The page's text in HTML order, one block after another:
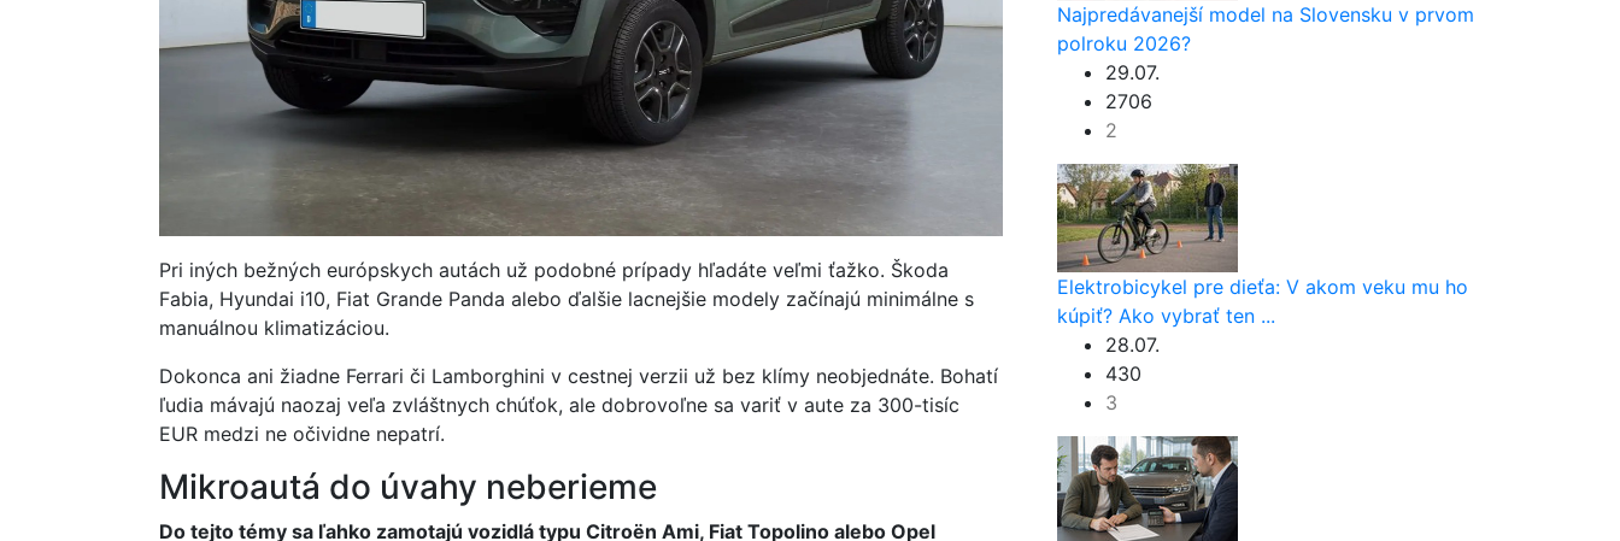
Pri iných bežných európskych autách už podobné prípady hľadáte veľmi ťažko. Škoda
Fabia, Hyundai i10, Fiat Grande Panda alebo ďalšie lacnejšie modely začínajú minimálne s
manuálnou klimatizáciou.
Dokonca ani žiadne Ferrari či Lamborghini v cestnej verzii už bez klímy neobjednáte. Bohatí
ľudia mávajú naozaj veľa zvláštnych chúťok, ale dobrovoľne sa variť v aute za 300-tisíc
EUR medzi ne očividne nepatrí.
Mikroautá do úvahy neberieme
Do tejto témy sa ľahko zamotajú vozidlá typu Citroën Ami, Fiat Topolino alebo Opel
Najpredávanejší model na Slovensku v prvom
polroku 2026?
29.07.
2706
2
Elektrobicykel pre dieťa: V akom veku mu ho
kúpiť? Ako vybrať ten ...
28.07.
430
3